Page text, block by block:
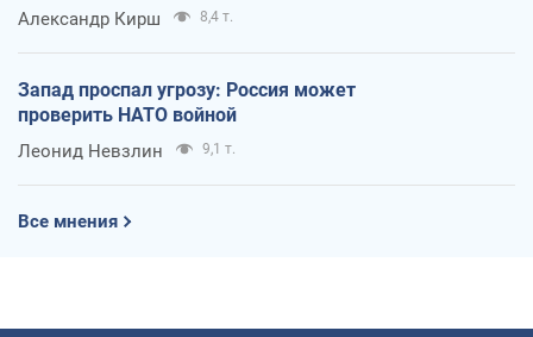
Александр Кирш 8,4 т.
Запад проспал угрозу: Россия может
проверить НАТО войной
Леонид Невзлин 9,1 т.
Все мнения